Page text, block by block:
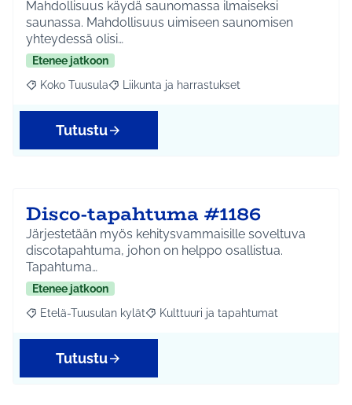
Mahdollisuus käydä saunomassa ilmaiseksi
saunassa. Mahdollisuus uimiseen saunomisen
yhteydessä olisi…
Etenee jatkoon
Rajaa tulokset aihepiirin mukaan: Koko Tuusula
Koko Tuusula Rajaa tulokset teeman mukaan: Liikunta ja
Liikunta ja harrastukset
Tutustu
Disco-tapahtuma #1186
Järjestetään myös kehitysvammaisille soveltuva
discotapahtuma, johon on helppo osallistua.
Tapahtuma…
Etenee jatkoon
Rajaa tulokset aihepiirin mukaan: Etelä-Tuusulan kylät
Etelä-Tuusulan kylät Rajaa tulokset teeman mukaan:
Kulttuuri ja tapahtumat
Tutustu